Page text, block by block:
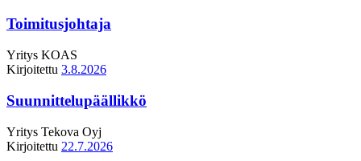
Toimitusjohtaja
Yritys KOAS
Kirjoitettu 3.8.2026
Suunnittelupäällikkö
Yritys Tekova Oyj
Kirjoitettu 22.7.2026